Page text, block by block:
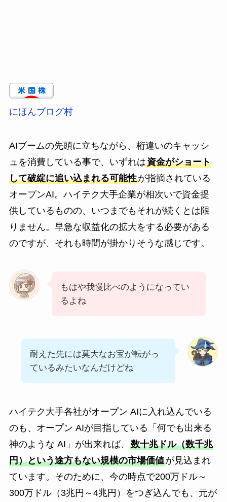
にほんブログ村
AIブームの先頭に立ちながら、桁違いのキャッシ
ュを消費している事で、いずれは資金がショート
して破綻に追い込まれる可能性が指摘されている
オープンAI。ハイテク大手企業が相次いで資金提
供しているものの、いつまでもそれが続くとは限
りません。早急な収益化の拡大をする必要がある
のですが、それも時間が掛かりそうな感じです。
もはや我慢比べのようになってい
るよね
耐えた先には莫大なお宝が転がっ
ているみたいなんだけどね
ハイテク大手各社がオープン AIに入れ込んでいる
のも、オープン AIが目指している「何でも出来る
神のような AI」が出来れば、 数十兆ドル（数千兆
円）という途方もない規模の市場価値が見込まれ
ています。そのために、今の時点で200万ドル～
300万ドル（3兆円～4兆円）をつぎ込んでも、元が